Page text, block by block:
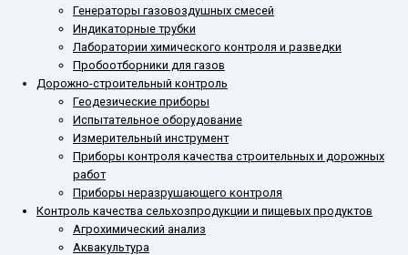
Генераторы газовоздушных смесей
Индикаторные трубки
Лаборатории химического контроля и разведки
Пробоотборники для газов
Дорожно-строительный контроль
Геодезические приборы
Испытательное оборудование
Измерительный инструмент
Приборы контроля качества строительных и дорожных
работ
Приборы неразрушающего контроля
Контроль качества сельхозпродукции и пищевых продуктов
Агрохимический анализ
Аквакультура